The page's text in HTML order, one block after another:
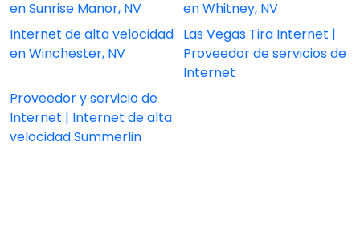
en Sunrise Manor, NV
en Whitney, NV
Internet de alta velocidad
en Winchester, NV
Las Vegas Tira Internet |
Proveedor de servicios de
Internet
Proveedor y servicio de
Internet | Internet de alta
velocidad Summerlin